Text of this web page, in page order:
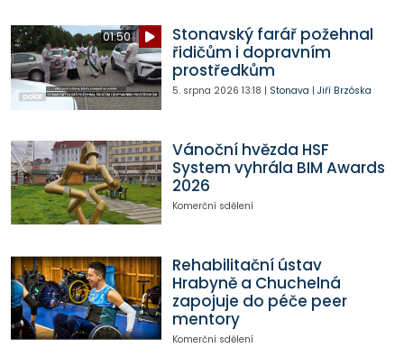
01:50
Stonavský farář požehnal
řidičům i dopravním
prostředkům
5. srpna 2026 13:18 | Stonava | Jiří Brzóska
Vánoční hvězda HSF
System vyhrála BIM Awards
2026
Komerční sdělení
Rehabilitační ústav
Hrabyně a Chuchelná
zapojuje do péče peer
mentory
Komerční sdělení